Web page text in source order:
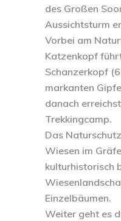
des Großen
Aussichtsturm
Vorbei am
Katzenkopf
Schanzerkopf
markanten
danach
Trekkingcamp.
Das
Wiesen im
kulturhistorisch
Einzelbäumen.
Weiter geht es